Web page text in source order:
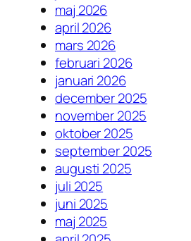
maj 2026
april 2026
mars 2026
februari 2026
januari 2026
december 2025
november 2025
oktober 2025
september 2025
augusti 2025
juli 2025
juni 2025
maj 2025